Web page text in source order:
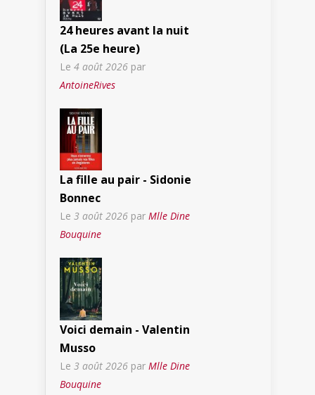
24 heures avant la nuit
(La 25e heure)
Le 4 août 2026 par
AntoineRives
La fille au pair - Sidonie
Bonnec
Le 3 août 2026 par Mlle Dine
Bouquine
Voici demain - Valentin
Musso
Le 3 août 2026 par Mlle Dine
Bouquine